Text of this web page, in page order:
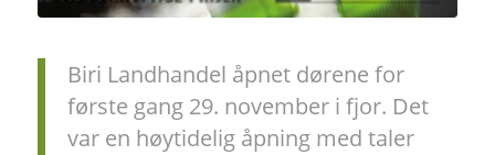
Biri Landhandel åpnet dørene for
første gang 29. november i fjor. Det
var en høytidelig åpning med taler